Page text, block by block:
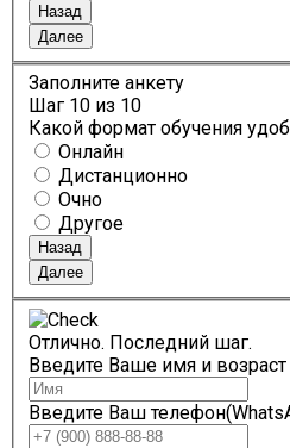
Назад
Далее
Заполните анкету
Шаг 10 из 10
Какой формат обучения
Онлайн
Дистанционно
Очно
Другое
Назад
Далее
Отлично. Последний шаг.
Введите Ваше имя и возраст
Введите Ваш